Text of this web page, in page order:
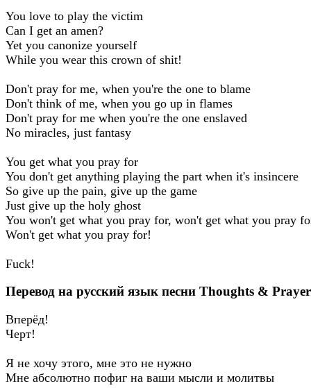
You love to play the victim
Can I get an amen?
Yet you canonize yourself
While you wear this crown of shit!
Don't pray for me, when you're the one to blame
Don't think of me, when you go up in flames
Don't pray for me when you're the one enslaved
No miracles, just fantasy
You get what you pray for
You don't get anything playing the part when it's insincere
So give up the pain, give up the game
Just give up the holy ghost
You won't get what you pray for, won't get what you pray
Won't get what you pray for!
Fuck!
Перевод на русский язык песни Thoughts &
Вперёд!
Черт!
Я не хочу этого, мне это не нужно
Мне абсолютно пофиг на ваши мысли и молитвы